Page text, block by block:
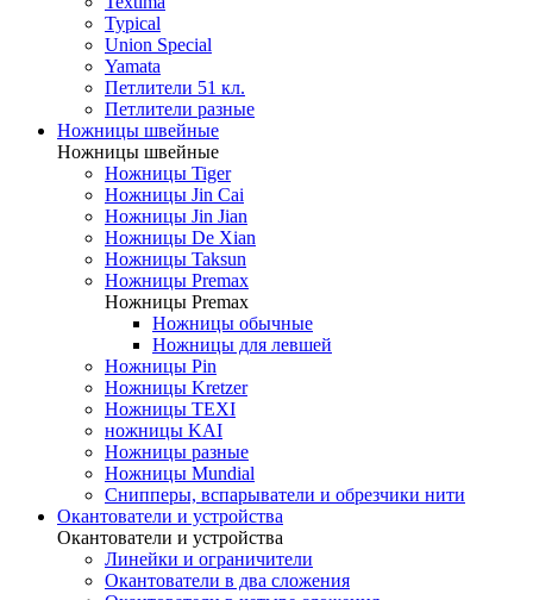
Typical
Union Special
Yamata
Петлители 51 кл.
Петлители разные
Ножницы швейные
Ножницы швейные
Ножницы Tiger
Ножницы Jin Cai
Ножницы Jin Jian
Ножницы De Xian
Ножницы Taksun
Ножницы Premax
Ножницы Premax
Ножницы обычные
Ножницы для левшей
Ножницы Pin
Ножницы Kretzer
Ножницы TEXI
ножницы KAI
Ножницы разные
Ножницы Mundial
Снипперы, вспарыватели и обрезчики нити
Окантователи и устройства
Окантователи и устройства
Линейки и ограничители
Окантователи в два сложения